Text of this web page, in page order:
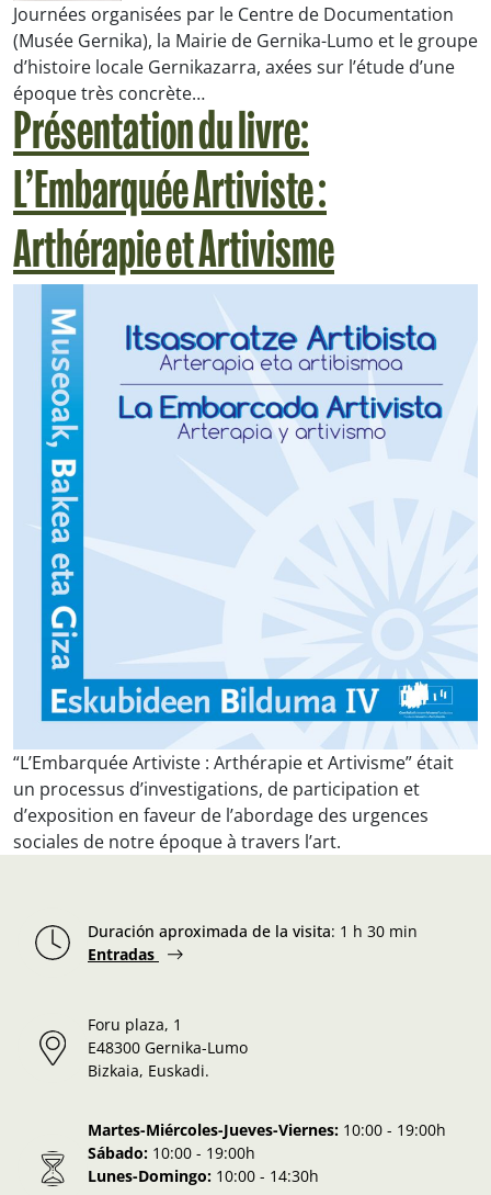
Journées organisées par le Centre de Documentation
(Musée Gernika), la Mairie de Gernika-Lumo et le groupe
d’histoire locale Gernikazarra, axées sur l’étude d’une
époque très concrète…
Présentation du livre:
L’Embarquée Artiviste :
Arthérapie et Artivisme
“L’Embarquée Artiviste : Arthérapie et Artivisme” était
un processus d’investigations, de participation et
d’exposition en faveur de l’abordage des urgences
sociales de notre époque à travers l’art.
Duración aproximada de la visita: 1 h 30 min
Entradas
Foru plaza, 1
E48300 Gernika-Lumo
Bizkaia, Euskadi.
Martes-Miércoles-Jueves-Viernes: 10:00 - 19:00h
Sábado: 10:00 - 19:00h
Lunes-Domingo: 10:00 - 14:30h